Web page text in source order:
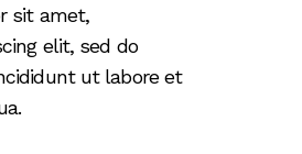
sit amet,
elit, sed do
ut labore et